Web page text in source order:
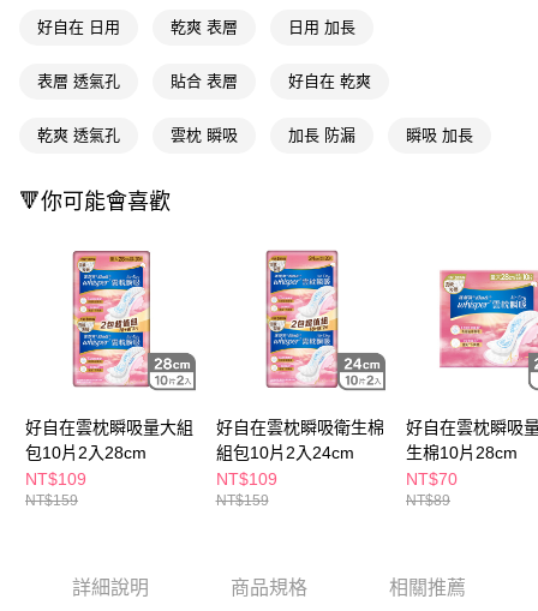
便利好安心！
２．便利：只要手機號碼，簡訊認證，即可結帳。
【「AFTEE先享後付」結帳流程】
２．訂單成立數日內，您將收到繳費通知簡訊。
ATM／網路銀行／等多元方式進行付款，方視為交易完成。
※ 請注意：結帳手續完成當下不需立刻繳費，但若您需要取消訂單，請聯絡
購買商品的店家。未經商家同意取消之訂單仍視為有效，需透過AFTEE先享
後付繳納相關費用。
※ 交易是否成功請以「AFTEE先享後付 」之結帳頁面顯示為準，若有關於
是否繳費成功／繳費後需取消欲退款等相關疑問，請聯繫「AFTEE先享後付
客戶支援中心」https://netprotections.freshdesk.com/support/home
【注意事項】
１．透過由恩沛科技股份有限公司提供之「AFTEE先享後付」服務完成之交
易，需依本服務之必要範圍內提供個人資料，並將交易相關給付款項請求債
權轉讓予恩沛科技股份有限公司。
２．關於個人資料處理事宜，請瀏覽以下網址：
「AFTEE先享後付」，若未經同意申辦者引起之損失，本公司不負相關責
每筆NT$65，滿NT$390(含以上)免運費
每筆NT$65，滿NT$390(含以上)免運費
萊爾富取貨付款
每筆NT$65，滿NT$490(含以上)免運費
付款後萊爾富取貨
每筆NT$65，滿NT$490(含以上)免運費
每筆NT$65，滿NT$490(含以上)免運費
付款後7-11取貨
每筆NT$100，滿NT$790(含以上)免運費
好自在 日用 乾爽 表層 日用 加長
表層 透氣孔 貼合 表層 好自在 乾爽
乾爽 透氣孔 雲枕 瞬吸 加長 防漏 瞬吸 加長
🔻你可能會喜歡
好自在雲枕瞬吸量大組
包10片2入28cm
NT$109
NT$159
好自在雲枕瞬吸衛生棉
組包10片2入24cm
NT$109
NT$159
好自在雲枕瞬吸
生棉10片28cm
NT$70
NT$89
詳細說明 商品規格 相關推薦